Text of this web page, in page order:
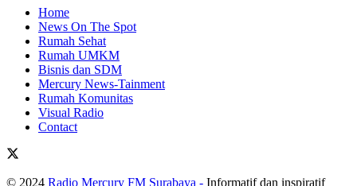
Home
News On The Spot
Rumah Sehat
Rumah UMKM
Bisnis dan SDM
Mercury News-Tainment
Rumah Komunitas
Visual Radio
Contact
© 2024 Radio Mercury FM Surabaya - Informatif dan inspiratif